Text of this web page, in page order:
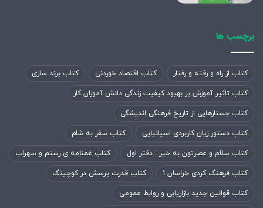
برچسب ها
کتاب از راه و رفته و رفتار کتاب اقتصاد خوردنی کتاب برند سازی
کتاب تاثیر آموزش بر بهبود کیفیت زندگی دانش آموزان کار
کتاب جستارهایی از تاریخ فرهنگی اندیشگی
کتاب دستور زبان کاربردی اسپانیایی کتاب سفر به شام
کتاب سلام و عصرتون به خیر : دفتر اول کتاب غمنامه ی رستم و سهراب
کتاب فرهنگ کردی خراسان 1 کتاب قدرت پرسش در کوچینگ
کتاب قوانین جدید بازاریابی و روابط عمومی